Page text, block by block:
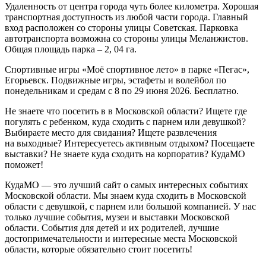
Удаленность от центра города чуть более километра. Хорошая
транспортная доступность из любой части города. Главный
вход расположен со стороны улицы Советская. Парковка
автотранспорта возможна со стороны улицы Меланжистов.
Общая площадь парка – 2, 04 га.
Спортивные игры «Моё спортивное лето» в парке «Пегас»,
Егорьевск. Подвижные игры, эстафеты и волейбол по
понедельникам и средам с 8 по 29 июня 2026. Бесплатно.
Не знаете что посетить в в Московской области? Ищете где
погулять с ребенком, куда сходить с парнем или девушкой?
Выбираете место для свидания? Ищете развлечения
на выходные? Интересуетесь активным отдыхом? Посещаете
выставки? Не знаете куда сходить на корпоратив? КудаМО
поможет!
КудаМО — это лучший сайт о самых интересных событиях
Московской области. Мы знаем куда сходить в Московской
области с девушкой, с парнем или большой компанией. У нас
только лучшие события, музеи и выставки Московской
области. События для детей и их родителей, лучшие
достопримечательности и интересные места Московской
области, которые обязательно стоит посетить!